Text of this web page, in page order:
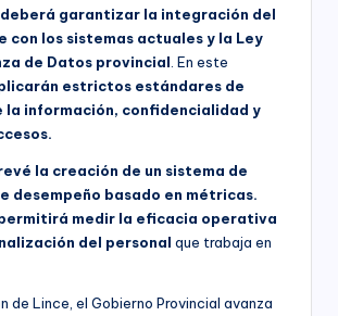
garantizar la integración del
con los sistemas actuales y la Ley
de Datos provincial . En este
estrictos estándares de
la información, confidencialidad y
la creación de un sistema de
desempeño basado en métricas.
medir la eficacia operativa
del personal que trabaja en
de Lince, el Gobierno Provincial avanza